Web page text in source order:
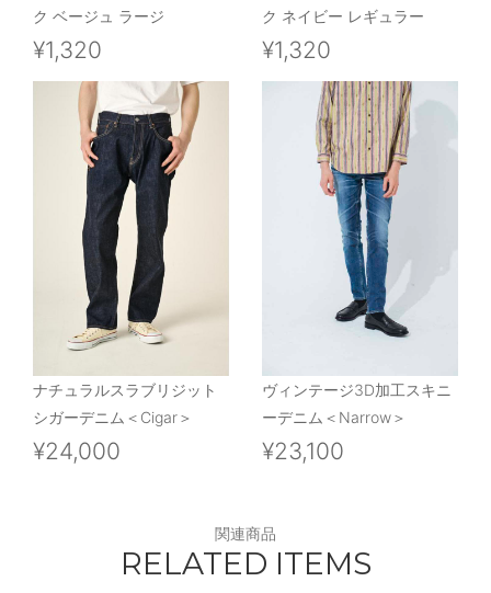
ク ベージュ ラージ
¥1,320
ク ネイビー レギュラー
¥1,320
ナチュラルスラブリジット
シガーデニム＜Cigar＞
¥24,000
ヴィンテージ3D加工スキニ
ーデニム＜Narrow＞
¥23,100
関連商品
RELATED ITEMS